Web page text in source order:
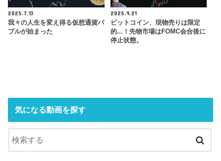
2025.7.13
我々の人生を変え得る仮想通貨バ
ブルが始まった
2025.9.21
ビットコイン、現物売りは限定
的...！先物市場はFOMC会合後に
停止状態。
気になる動画を探す